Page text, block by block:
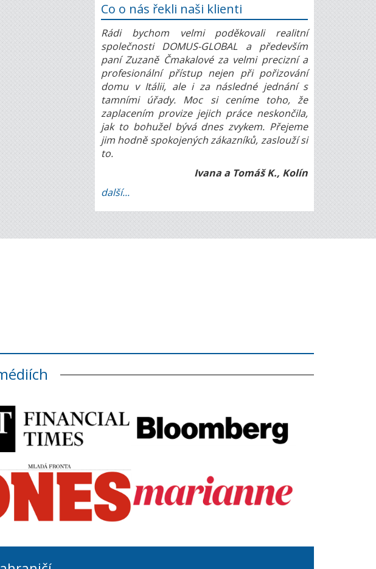
Co o nás řekli naši klienti
Rádi bychom velmi poděkovali realitní
společnosti DOMUS-GLOBAL a především
paní Zuzaně Čmakalové za velmi precizní a
profesionální přístup nejen při pořizování
domu v Itálii, ale i za následné jednání s
tamními úřady. Moc si ceníme toho, že
zaplacením provize jejich práce neskončila,
jak to bohužel bývá dnes zvykem. Přejeme
jim hodně spokojených zákazníků, zaslouží si
to.
Ivana a Tomáš K., Kolín
další...